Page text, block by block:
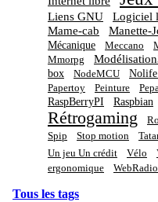
Liens GNU Logiciel
Mame-cab Manette-
Mécanique Meccano
Mmorpg
box
NodeMCU
Papertoy
Peinture
RaspBerryPI Raspbian
Rétrogaming
Spip
Stop motion
Un jeu Un crédit Vélo
ergonomique
Tous les tags